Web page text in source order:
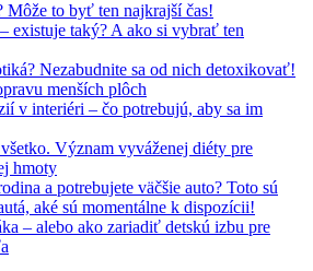
Môže to byť ten najkrajší čas!
existuje taký? A ako si vybrať ten
Nezabudnite sa od nich detoxikovať!
menších plôch
v interiéri – čo potrebujú, aby sa im
Význam vyváženej diéty pre
hmoty
a potrebujete väčšie auto? Toto sú
aké sú momentálne k dispozícii!
– alebo ako zariadiť detskú izbu pre